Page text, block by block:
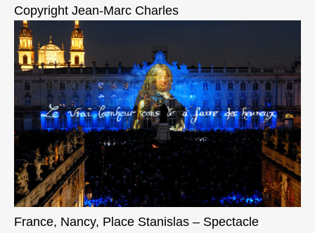
Copyright Jean-Marc Charles
France, Nancy, Place Stanislas – Spectacle